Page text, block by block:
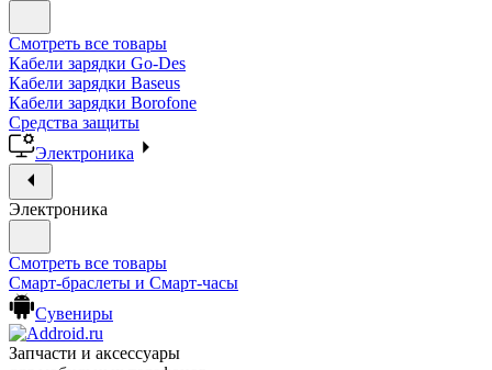
Смотреть все товары
Кабели зарядки Go-Des
Кабели зарядки Baseus
Кабели зарядки Borofone
Средства защиты
Электроника
Электроника
Смотреть все товары
Смарт-браслеты и Смарт-часы
Сувениры
Запчасти и аксессуары